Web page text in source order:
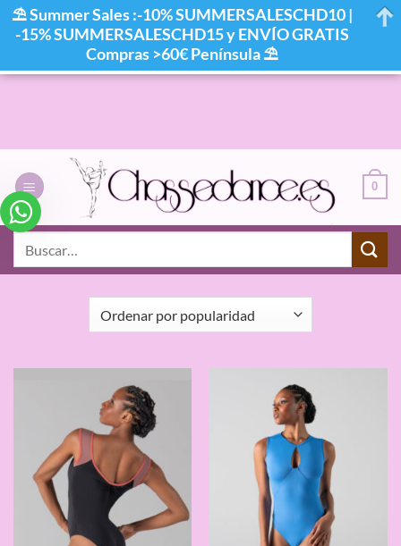
0
INICIO / COLOR DEL PRODUCTO / NOIR / PÁGINA 7
FILTRAR
⛱ Summer Sales :-10% SUMMERSALESCHD10 |
-15% SUMMERSALESCHD15 y ENVÍO GRATIS
Compras >60€ Península ⛱